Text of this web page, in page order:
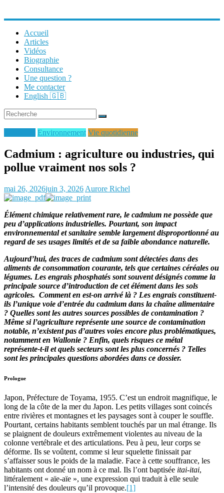
Accueil
Articles
Vidéos
Biographie
Consultance
Une question ?
Me contacter
English 🇬🇧
Environnement Vie quotidienne
Cadmium : agriculture ou industries, qui
pollue vraiment nos sols ?
mai 26, 2026juin 3, 2026 Aurore Richel
Élément chimique relativement rare, le cadmium ne possède que
peu d’applications industrielles. Pourtant, son impact
environnemental et sanitaire semble largement disproportionné au
regard de ses usages limités et de sa faible abondance naturelle.
Aujourd’hui, des traces de cadmium sont détectées dans des
aliments de consommation courante, tels que certaines céréales ou
légumes. Les engrais phosphatés sont souvent désignés comme la
principale source d’introduction de cet élément dans les sols
agricoles. Comment en est-on arrivé là ? Les engrais constituent-
ils l’unique voie d’entrée du cadmium dans la chaîne alimentaire
? Quelles sont les autres sources possibles de contamination ?
Même si l’agriculture représente une source de contamination
notable, n’existent pas d’autres voies encore plus problématiques,
notamment en Wallonie ? Enfin, quels risques ce métal
représente-t-il et quels secteurs sont les plus concernés ? Telles
sont les principales questions abordées dans ce dossier.
Prologue
Japon, Préfecture de Toyama, 1955. C’est un endroit magnifique, le
long de la côte de la mer du Japon. Les petits villages sont coincés
entre rivières et montagnes et les paysages sont à couper le souffle.
Pourtant, certains habitants semblent touchés par un mal étrange. Ils
se plaignent de douleurs extrêmement violentes au niveau de la
colonne vertébrale et des articulations. Peu à peu, leur corps se
déforme. Ils se voûtent, comme si leur squelette finissait par
s’affaisser sous le poids de la maladie. Face à cette souffrance, les
habitants ont donné un nom à ce mal. Ils l’ont baptisée itai-itai,
littéralement « aïe-aïe », une expression qui traduit à elle seule
l’intensité des douleurs qu’il provoque.[1]